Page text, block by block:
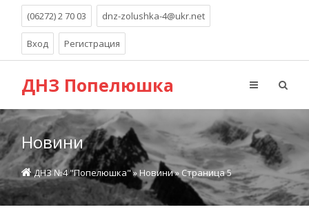
(06272) 2 70 03 dnz-zolushka-4@ukr.net
Вход Регистрация
ДНЗ Попелюшка
Новини
ДНЗ №4 "Попелюшка"»Новини» Страница 5